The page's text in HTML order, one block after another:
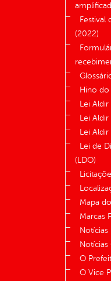
Festival
(2022)
Hino
Lei
Lei
Lei
Lei de
(LDO)
Mapa
Marcas
Notícias
O
O Vice